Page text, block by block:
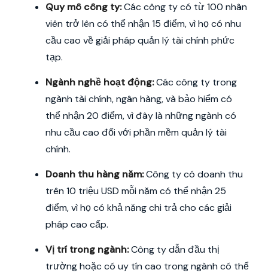
Quy mô công ty:Các công ty có từ 100 nhân
viên trở lên có thể nhận 15 điểm, vì họ có nhu
cầu cao về giải pháp quản lý tài chính phức
tạp.
Ngành nghề hoạt động:Các công ty trong
ngành tài chính, ngân hàng, và bảo hiểm có
thể nhận 20 điểm, vì đây là những ngành có
nhu cầu cao đối với phần mềm quản lý tài
chính.
Doanh thu hàng năm:Công ty có doanh thu
trên 10 triệu USD mỗi năm có thể nhận 25
điểm, vì họ có khả năng chi trả cho các giải
pháp cao cấp.
Vị trí trong ngành:Công ty dẫn đầu thị
trường hoặc có uy tín cao trong ngành có thể